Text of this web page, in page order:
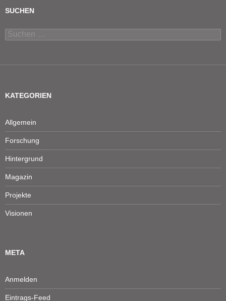
SUCHEN
Suchen
nach:
KATEGORIEN
Allgemein
Forschung
Hintergrund
Magazin
Projekte
Visionen
META
Anmelden
Eintrags-Feed